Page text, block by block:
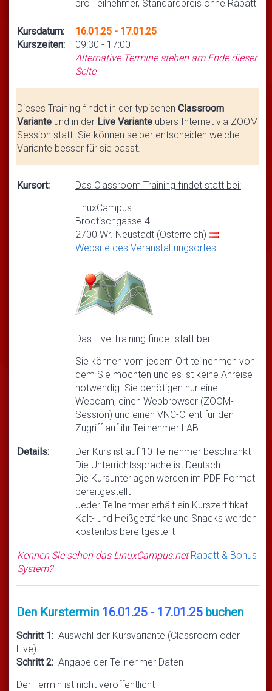
pro Teilnehmer, Standardpreis ohne Rabatt
Kursdatum:
Kurszeiten:
16.01.25 - 17.01.25
09:30 - 17:00
Alternative Termine stehen am Ende dieser
Seite
Dieses Training findet in der typischen Classroom
Variante und in der Live Variante übers Internet via ZOOM
Session statt. Sie können selber entscheiden welche
Variante besser für sie passt.
Kursort:
Das Classroom Training findet statt bei:
LinuxCampus
Brodtischgasse 4
2700 Wr. Neustadt (Österreich)
Website des Veranstaltungsortes
Das Live Training findet statt bei:
Sie können vom jedem Ort teilnehmen von
dem Sie möchten und es ist keine Anreise
notwendig. Sie benötigen nur eine
Webcam, einen Webbrowser (ZOOM-
Session) und einen VNC-Client für den
Zugriff auf ihr Teilnehmer LAB.
Details:
Der Kurs ist auf 10 Teilnehmer beschränkt
Die Unterrichtssprache ist Deutsch
Die Kursunterlagen werden im PDF Format
bereitgestellt
Jeder Teilnehmer erhält ein Kurszertifikat
Kalt- und Heißgetränke und Snacks werden
kostenlos bereitgestellt
Kennen Sie schon das LinuxCampus.netRabatt & Bonus
System?
Den Kurstermin 16.01.25 - 17.01.25buchen
Schritt 1: Auswahl der Kursvariante (Classroom oder
Live)
Schritt 2: Angabe der Teilnehmer Daten
Der Termin ist nicht veröffentlicht